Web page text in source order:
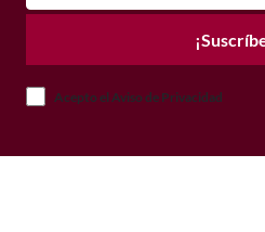
Acepto el Aviso de Privacidad